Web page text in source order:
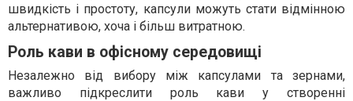
швидкість і простоту, капсули можуть стати відмінною
альтернативою, хоча і більш витратною.
Роль кави в офісному середовищі
Незалежно від вибору між капсулами та зернами,
важливо підкреслити роль кави у створенні